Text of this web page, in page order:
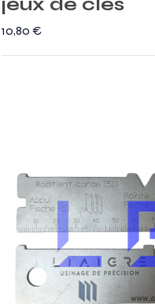
jeux de cles
10,80 €